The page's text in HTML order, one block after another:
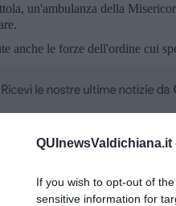
QUInewsValdichiana.it
If you wish to opt-out of
sensitive information for
un'ambulanza della
anche le forze dell'ordine cui
principali della Toscana iscriviti
20:00 direttamente nella tua